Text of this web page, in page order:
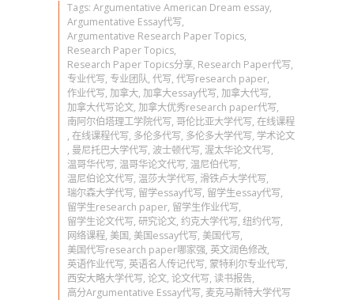
Tags: Argumentative American Dream essay,
Argumentative Essay代写,
Argumentative Research Paper Topics,
Research Paper Topics,
Research Paper Topics分享, Research Paper代写,
专业代写, 专业团队, 代写, 代写research paper,
作业代写, 加拿大, 加拿大essay代写, 加拿大代写,
加拿大代写论文, 加拿大优秀research paper代写,
南阿尔伯塔理工学院代写, 哥伦比亚大学代写, 在线课程
, 在线课程代写, 多伦多代写, 多伦多大学代写, 学术论文
, 曼尼托巴大学代写, 波士顿代写, 渥太华论文代写,
温哥华代写, 温哥华论文代写, 温尼伯代写,
温尼伯论文代写, 温莎大学代写, 滑铁卢大学代写,
瑞尔森大学代写, 留学essay代写, 留学生essay代写,
留学生research paper, 留学生作业代写,
留学生论文代写, 研究论文, 约克大学代写, 纽约代写,
网络课程, 美国, 美国essay代写, 美国代写,
美国代写research paper哪家强, 英文润色修改,
英语作业代写, 英语名人传记代写, 蒙特利尔专业代写,
西安大略大学代写, 论文, 论文代写, 读书报告,
高分Argumentative Essay代写, 麦克马斯特大学代写